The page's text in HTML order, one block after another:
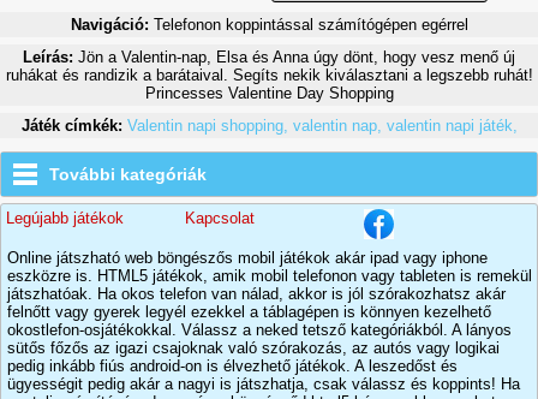
Navigáció: Telefonon koppintással számítógépen egérrel
Leírás: Jön a Valentin-nap, Elsa és Anna úgy dönt, hogy vesz menő új
ruhákat és randizik a barátaival. Segíts nekik kiválasztani a legszebb ruhát!
Princesses Valentine Day Shopping
Játék címkék: Valentin napi shopping, valentin nap, valentin napi játék,
További kategóriák
Legújabb játékok Kapcsolat
Online játszható web böngészős mobil játékok akár ipad vagy iphone
eszközre is. HTML5 játékok, amik mobil telefonon vagy tableten is remekül
játszhatóak. Ha okos telefon van nálad, akkor is jól szórakozhatsz akár
felnőtt vagy gyerek legyél ezekkel a táblagépen is könnyen kezelhető
okostlefon-osjátékokkal. Válassz a neked tetsző kategóriákból. A lányos
sütős főzős az igazi csajoknak való szórakozás, az autós vagy logikai
pedig inkább fiús android-on is élvezhető játékok. A leszedőst és
ügyességit pedig akár a nagyi is játszhatja, csak válassz és koppints! Ha